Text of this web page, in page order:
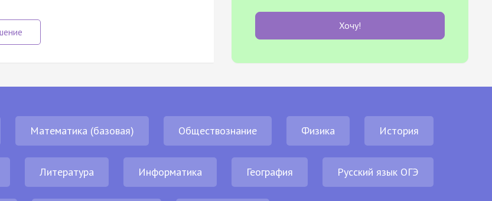
Хочу!
Математика (базовая) Обществознание Физика История
Литература Информатика География Русский язык ОГЭ